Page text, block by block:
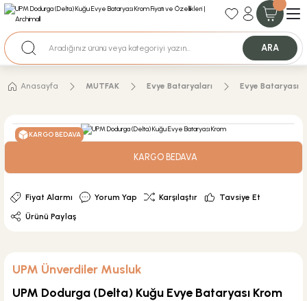
35+ Yıllık Tecrübe
Nakit Ödemeli Özel Fiyatlar için Bizden Teklif Alabilirsiniz.
ARA
Anasayfa MUTFAK Evye Bataryaları Evye Bataryası
KARGO BEDAVA
KARGO BEDAVA
Fiyat Alarmı Yorum Yap Karşılaştır
Tavsiye Et
Ürünü Paylaş
UPM Ünverdiler Musluk
UPM Dodurga (Delta) Kuğu Evye Bataryası Krom